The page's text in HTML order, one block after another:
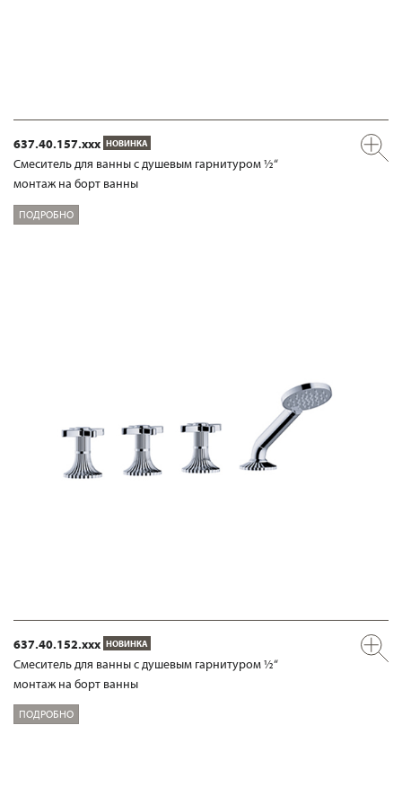
637.40.157.xxx НОВИНКА
Смеситель для ванны с душевым гарнитуром ½“
монтаж на борт ванны
ПОДРОБНО
637.40.152.xxx НОВИНКА
Смеситель для ванны с душевым гарнитуром ½“
монтаж на борт ванны
ПОДРОБНО